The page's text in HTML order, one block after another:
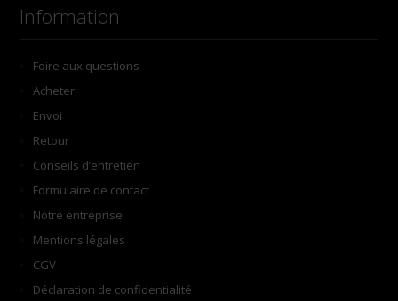
Information
Foire aux questions
Acheter
Envoi
Retour
Conseils d’entretien
Formulaire de contact
Notre entreprise
Mentions légales
CGV
Déclaration de confidentialité